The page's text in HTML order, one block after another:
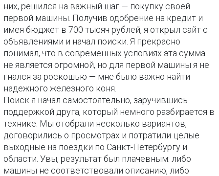
них, решился на важный шаг — покупку своей
первой машины. Получив одобрение на кредит и
имея бюджет в 700 тысяч рублей, я открыл сайт с
объявлениями и начал поиски. Я прекрасно
понимал, что в современных условиях эта сумма
не является огромной, но для первой машины я не
гнался за роскошью — мне было важно найти
надежного железного коня.
Поиск я начал самостоятельно, заручившись
поддержкой друга, который немного разбирается в
технике. Мы отобрали несколько вариантов,
договорились о просмотрах и потратили целые
выходные на поездки по Санкт-Петербургу и
области. Увы, результат был плачевным: либо
машины не соответствовали описанию, либо